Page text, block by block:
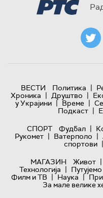
ВЕСТИ Политика |
Хроника | Друштво |
у Украјини | Време |
Подкаст |
СПОРТ
Фудбал |
Рукомет | Ватерполо |
спортови |
МАГАЗИН
Живот |
Технологијa | Путујемо
Филм и ТВ | Наука |
За мале велике